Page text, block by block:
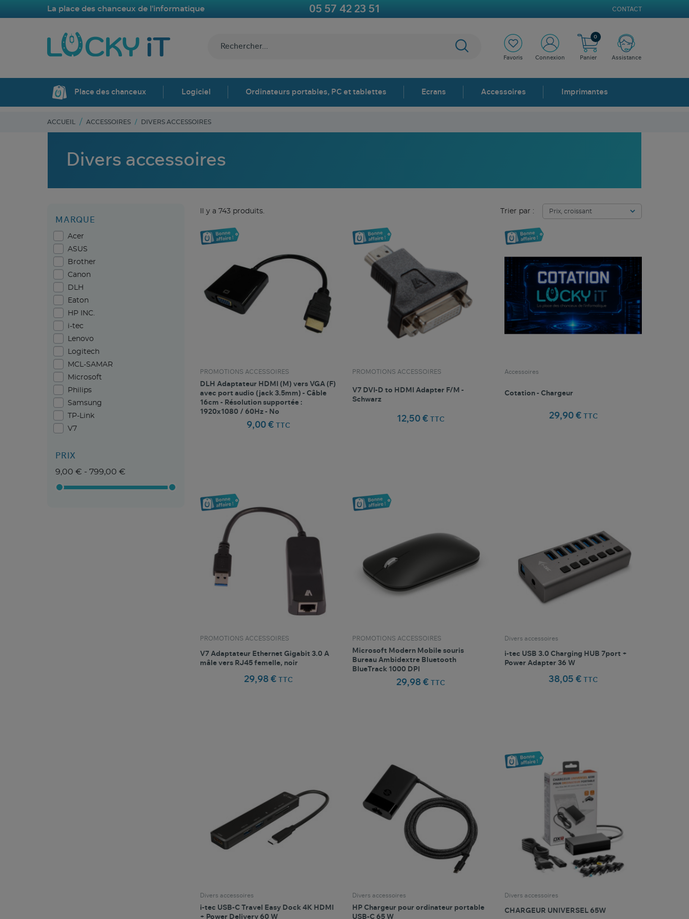
La place des chanceux de l'informatique 05 57 42 23 51 CONTACT
Favoris Connexion Panier
0
Assistance
Place des chanceux Logiciel Ordinateurs portables, PC et tablettes Ecrans Accessoires Imprimantes
ACCUEIL ACCESSOIRES DIVERS ACCESSOIRES
Divers accessoires
MARQUE
Acer
ASUS
Brother
Canon
DLH
Eaton
HP INC.
i-tec
Lenovo
Logitech
MCL-SAMAR
Microsoft
Philips
Samsung
TP-Link
V7
PRIX
9,00 € - 799,00 €
Il y a 743 produits. Trier par :
PROMOTIONS ACCESSOIRES
DLH Adaptateur HDMI (M) vers VGA (F)
avec port audio (jack 3.5mm) - Câble
16cm - Résolution supportée :
1920x1080 / 60Hz - No
9,00 € TTC
PROMOTIONS ACCESSOIRES
V7 DVI-D to HDMI Adapter F/M -
Schwarz
12,50 € TTC
Accessoires
Cotation - Chargeur
29,90 € TTC
PROMOTIONS ACCESSOIRES
V7 Adaptateur Ethernet Gigabit 3.0 A
mâle vers RJ45 femelle, noir
29,98 € TTC
PROMOTIONS ACCESSOIRES
Microsoft Modern Mobile souris
Bureau Ambidextre Bluetooth
BlueTrack 1000 DPI
29,98 €TTC
Divers accessoires
i-tec USB 3.0 Charging HUB 7port +
Power Adapter 36 W
38,05 €TTC
Divers accessoires
i-tec USB-C Travel Easy Dock 4K HDMI
+ Power Delivery 60 W
Divers accessoires
HP Chargeur pour ordinateur portable
USB-C 65 W
Divers accessoires
CHARGEUR UNIVERSEL 65W